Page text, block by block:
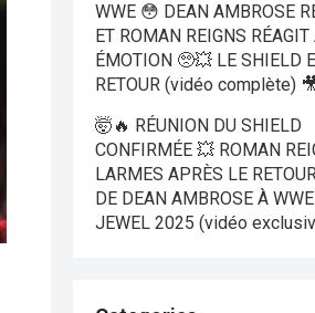
WWE 😳 DEAN AMBROSE
ET ROMAN REIGNS RÉAGIT
ÉMOTION 🥺💥 LE SHIELD
RETOUR (vidéo complète)
🤯🔥 RÉUNION DU SHIELD
CONFIRMÉE 💥 ROMAN
LARMES APRÈS LE
DE DEAN AMBROSE À
JEWEL 2025 (vidéo